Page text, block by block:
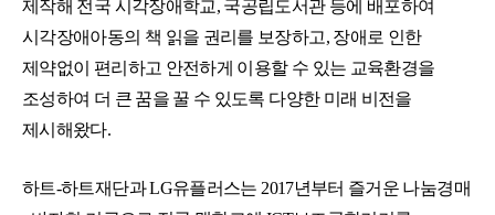
제작해 전국 시각장애학교, 국공립도서관 등에 배포하여
시각장애아동의 책 읽을 권리를 보장하고, 장애로 인한
제약없이 편리하고 안전하게 이용할 수 있는 교육환경을
조성하여 더 큰 꿈을 꿀 수 있도록 다양한 미래 비전을
제시해왔다.
하트-하트재단과LG유플러스는 2017년부터 즐거운 나눔경매